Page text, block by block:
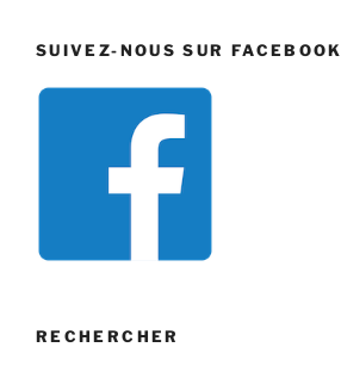
SUIVEZ-NOUS SUR FACEBOOK
RECHERCHER